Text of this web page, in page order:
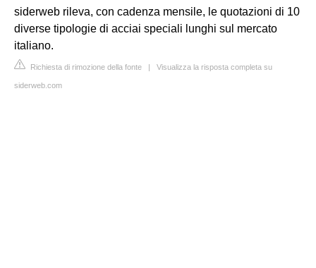
siderweb rileva, con cadenza mensile, le quotazioni di 10
diverse tipologie di acciai speciali lunghi sul mercato
italiano.
Richiesta di rimozione della fonte | Visualizza la risposta completa su
siderweb.com